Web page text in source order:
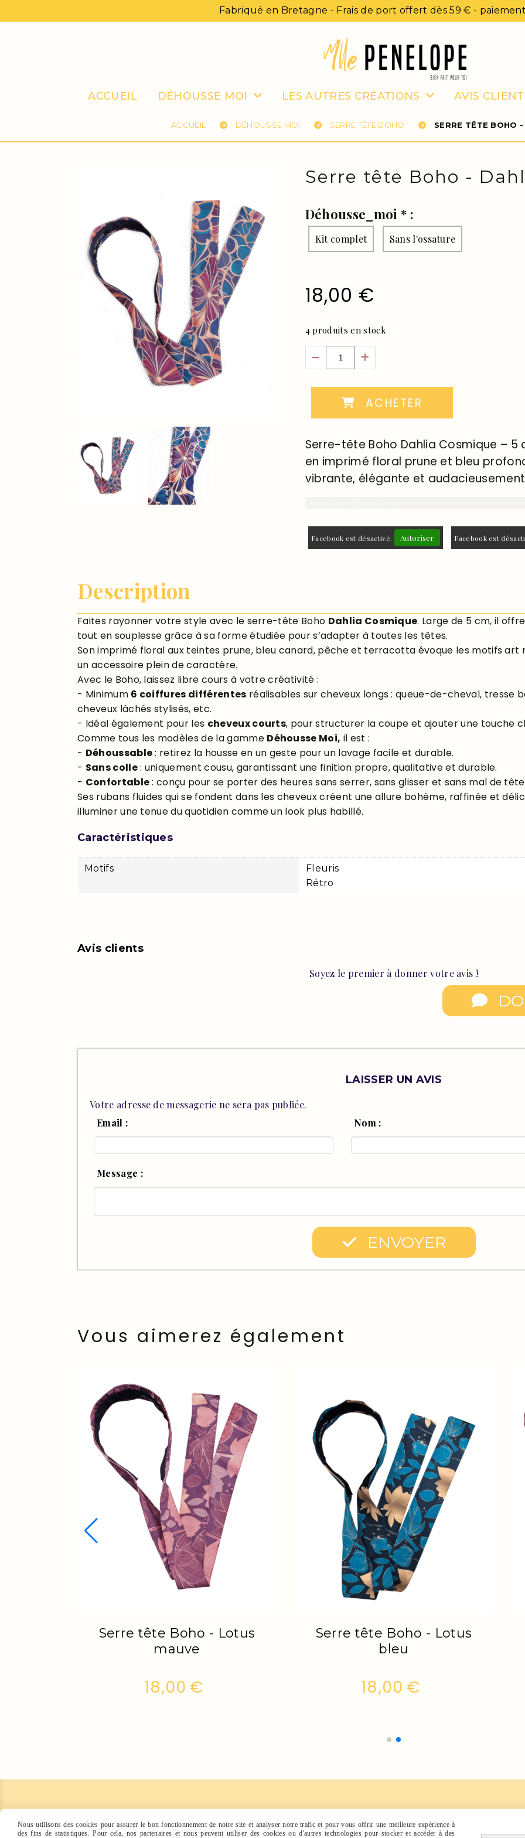
Fabriqué en Bretagne - Frais de port offert dès 59 € -
ACCUEIL DÉHOUSSE MOI LES AUTRES CRÉATIONS AVIS
ACCUEIL DÉHOUSSE MOI SERRE TÊTE BOHO SERRE TÊTE BOHO
Serre tête Boho -
Déhousse_moi * :
Kit complet Sans l'ossature
18,00 €
4 produits en stock
ACHETER
Serre-tête Boho Dahlia Cosmique –
en imprimé floral prune et bleu
vibrante, élégante et
Facebook est désactivé. Autoriser Facebook est
Description
Faites rayonner votre style avec le serre-tête Boho Dahlia Cosmique. Large de 5 cm, il
tout en souplesse grâce à sa forme étudiée pour s’adapter à toutes les têtes.
Son imprimé floral aux teintes prune, bleu canard, pêche et terracotta évoque les motifs art
un accessoire plein de caractère.
Avec le Boho, laissez libre cours à votre créativité :
- Minimum 6 coiffures différentes réalisables sur cheveux longs : queue-de-cheval, tresse
cheveux lâchés stylisés, etc.
- Idéal également pour les cheveux courts, pour structurer la coupe et ajouter une touche
Comme tous les modèles de la gamme Déhousse Moi, il est :
- Déhoussable: retirez la housse en un geste pour un lavage facile et durable.
- Sans colle: uniquement cousu, garantissant une finition propre, qualitative et durable.
- Confortable: conçu pour se porter des heures sans serrer, sans glisser et sans mal de
Ses rubans fluides qui se fondent dans les cheveux créent une allure bohème, raffinée et
illuminer une tenue du quotidien comme un look plus habillé.
Caractéristiques
Motifs
Fleuris
Rétro
Avis clients
Soyez le premier à donner votre avis !
LAISSER UN AVIS
Votre adresse de messagerie ne sera pas publiée.
Email :
Nom :
Message :
ENVOYER
Vous aimerez également
Serre tête Boho - Lotus
mauve
18,00 €
Serre tête Boho - Lotus
bleu
18,00 €
Avis clients
CGV
Nous utilisons des cookies pour assurer le bon fonctionnement de notre site et analyser notre trafic et pour vous offrir une meilleure expérience à
des fins de statistiques. Pour cela, nos partenaires et nous peuvent utiliser des cookies ou d'autres technologies pour stocker et accéder à des